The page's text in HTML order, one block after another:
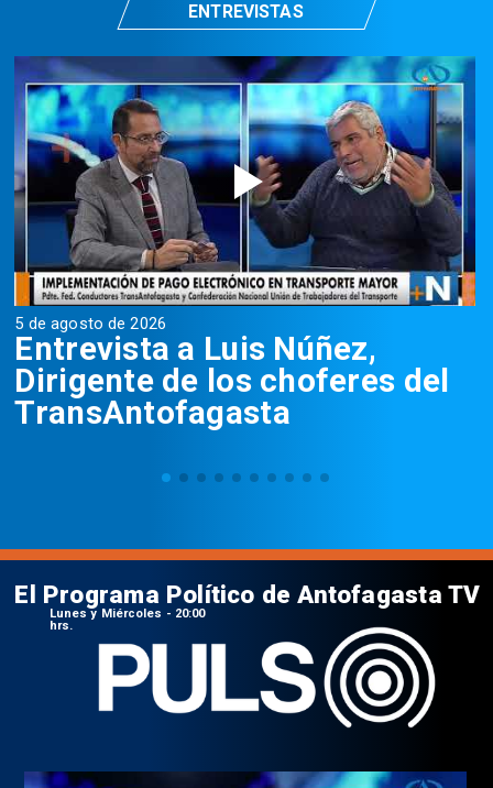
5 de agosto de 2026
Entrevista a Luis Núñez,
Dirigente de los choferes del
TransAntofagasta
ENTREVISTAS
El Programa Político de Antofagasta TV
Lunes y Miércoles - 20:00
hrs.